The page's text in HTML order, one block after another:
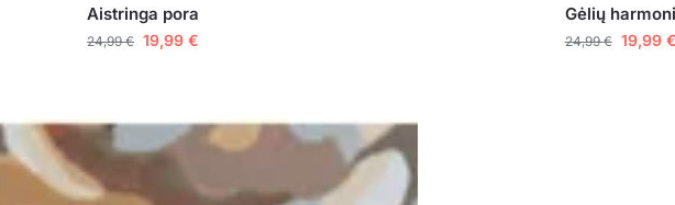
Aistringa pora
24,99€ 19,99€
Gėlių
24,99€ 19,99 €